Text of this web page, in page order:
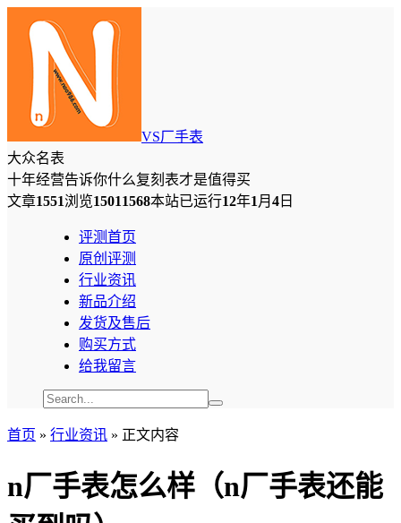
VS厂手表
大众名表
十年经营告诉你什么复刻表才是值得买
文章1551浏览15011568本站已运行12年1 月 4 日
评测首页
原创评测
行业资讯
新品介绍
发货及售后
购买方式
给我留言
首页 » 行业资讯 » 正文内容
n厂手表怎么样（n厂手表还能